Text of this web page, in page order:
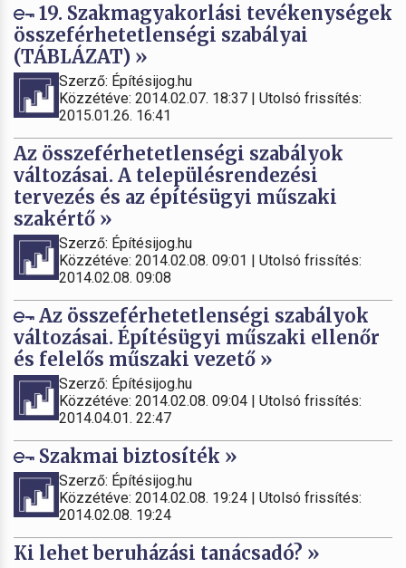
19. Szakmagyakorlási tevékenységek
összeférhetetlenségi szabályai
(TÁBLÁZAT) »
Szerző: Építésijog.hu
Közzétéve: 2014.02.07. 18:37 | Utolsó frissítés:
2015.01.26. 16:41
Az összeférhetetlenségi szabályok
változásai. A településrendezési
tervezés és az építésügyi műszaki
szakértő »
Szerző: Építésijog.hu
Közzétéve: 2014.02.08. 09:01 | Utolsó frissítés:
2014.02.08. 09:08
Az összeférhetetlenségi szabályok
változásai. Építésügyi műszaki ellenőr
és felelős műszaki vezető »
Szerző: Építésijog.hu
Közzétéve: 2014.02.08. 09:04 | Utolsó frissítés:
2014.04.01. 22:47
Szakmai biztosíték »
Szerző: Építésijog.hu
Közzétéve: 2014.02.08. 19:24 | Utolsó frissítés:
2014.02.08. 19:24
Ki lehet beruházási tanácsadó? »